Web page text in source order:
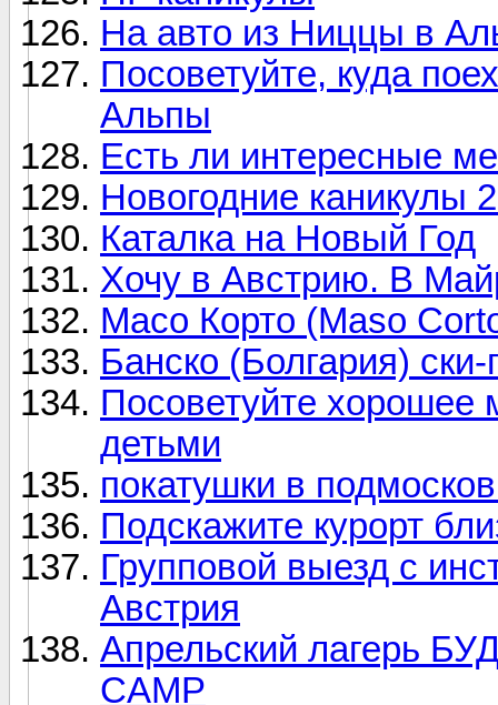
На авто из Ниццы в
Посоветуйте, куда
Альпы
Есть ли интересные
Новогодние каникулы
Каталка на Новый Год
Хочу в Австрию. В
Масо Корто (Maso
Банско (Болгария)
Посоветуйте хорошее
детьми
покатушки в
Подскажите курорт
Групповой выезд с
Австрия
Апрельский лагерь
CAMP